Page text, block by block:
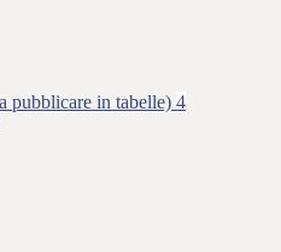
pubblicare in tabelle) 4